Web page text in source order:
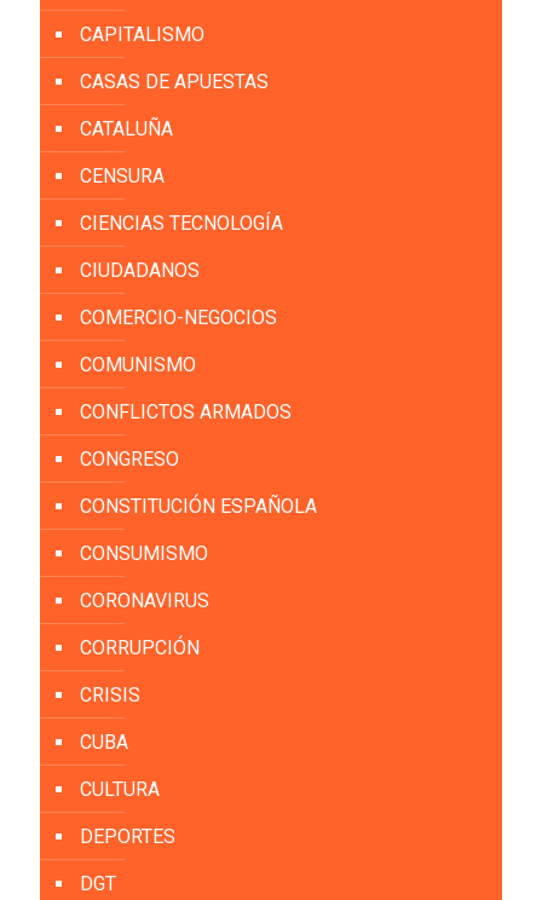
CAPITALISMO
CASAS DE APUESTAS
CATALUÑA
CENSURA
CIENCIAS TECNOLOGÍA
CIUDADANOS
COMERCIO-NEGOCIOS
COMUNISMO
CONFLICTOS ARMADOS
CONGRESO
CONSTITUCIÓN ESPAÑOLA
CONSUMISMO
CORONAVIRUS
CORRUPCIÓN
CRISIS
CUBA
CULTURA
DEPORTES
DGT